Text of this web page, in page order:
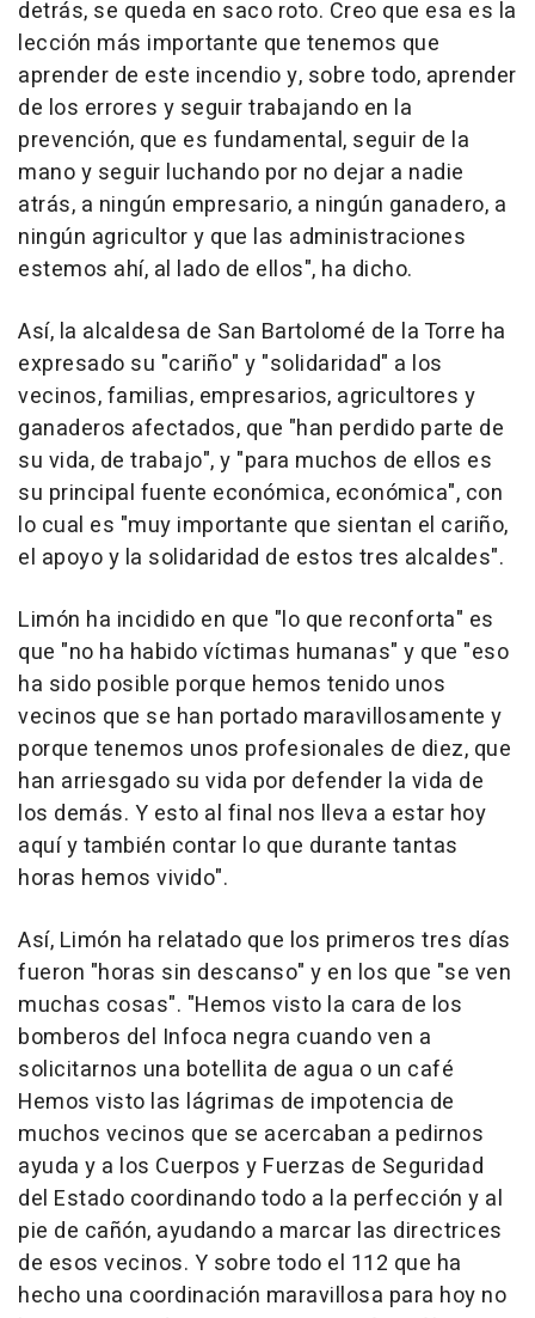
detrás, se queda en saco roto. Creo que esa es la
lección más importante que tenemos que
aprender de este incendio y, sobre todo, aprender
de los errores y seguir trabajando en la
prevención, que es fundamental, seguir de la
mano y seguir luchando por no dejar a nadie
atrás, a ningún empresario, a ningún ganadero, a
ningún agricultor y que las administraciones
estemos ahí, al lado de ellos", ha dicho.
Así, la alcaldesa de San Bartolomé de la Torre ha
expresado su "cariño" y "solidaridad" a los
vecinos, familias, empresarios, agricultores y
ganaderos afectados, que "han perdido parte de
su vida, de trabajo", y "para muchos de ellos es
su principal fuente económica, económica", con
lo cual es "muy importante que sientan el cariño,
el apoyo y la solidaridad de estos tres alcaldes".
Limón ha incidido en que "lo que reconforta" es
que "no ha habido víctimas humanas" y que "eso
ha sido posible porque hemos tenido unos
vecinos que se han portado maravillosamente y
porque tenemos unos profesionales de diez, que
han arriesgado su vida por defender la vida de
los demás. Y esto al final nos lleva a estar hoy
aquí y también contar lo que durante tantas
horas hemos vivido".
Así, Limón ha relatado que los primeros tres días
fueron "horas sin descanso" y en los que "se ven
muchas cosas". "Hemos visto la cara de los
bomberos del Infoca negra cuando ven a
solicitarnos una botellita de agua o un café
Hemos visto las lágrimas de impotencia de
muchos vecinos que se acercaban a pedirnos
ayuda y a los Cuerpos y Fuerzas de Seguridad
del Estado coordinando todo a la perfección y al
pie de cañón, ayudando a marcar las directrices
de esos vecinos. Y sobre todo el 112 que ha
hecho una coordinación maravillosa para hoy no